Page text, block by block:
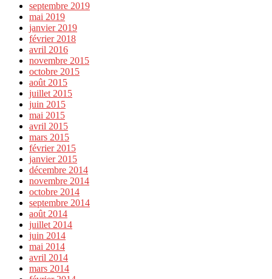
septembre 2019
mai 2019
janvier 2019
février 2018
avril 2016
novembre 2015
octobre 2015
août 2015
juillet 2015
juin 2015
mai 2015
avril 2015
mars 2015
février 2015
janvier 2015
décembre 2014
novembre 2014
octobre 2014
septembre 2014
août 2014
juillet 2014
juin 2014
mai 2014
avril 2014
mars 2014